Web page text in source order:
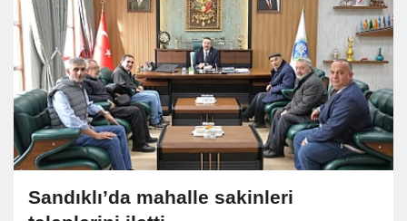
Sandıklı’da mahalle sakinleri